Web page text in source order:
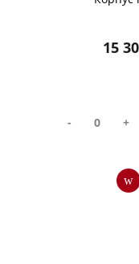
15
- +